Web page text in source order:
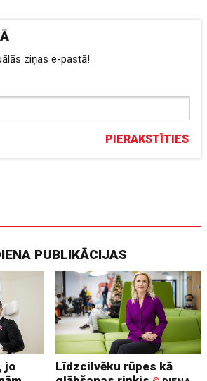
ziņas e-pastā!
PIERAKSTĪTIES
PUBLIKĀCIJAS
jo
Līdzcilvēku rūpes kā